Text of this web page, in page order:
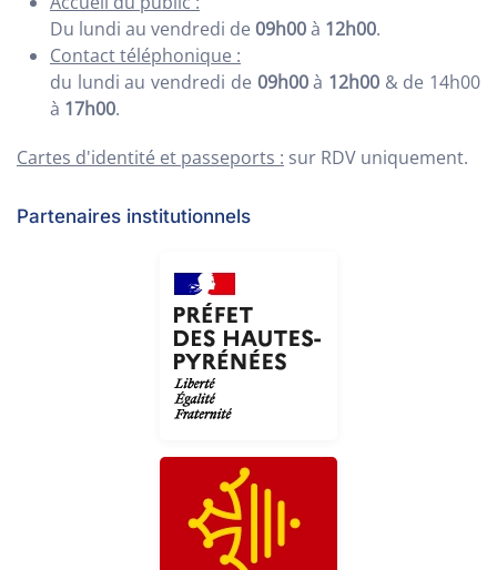
Du lundi au vendredi de 09h00à 12h00.
Contact téléphonique :
du lundi au vendredi de 09h00à 12h00& de 14h00
à 17h00.
Cartes d'identité et passeports : sur RDV uniquement.
Partenaires institutionnels